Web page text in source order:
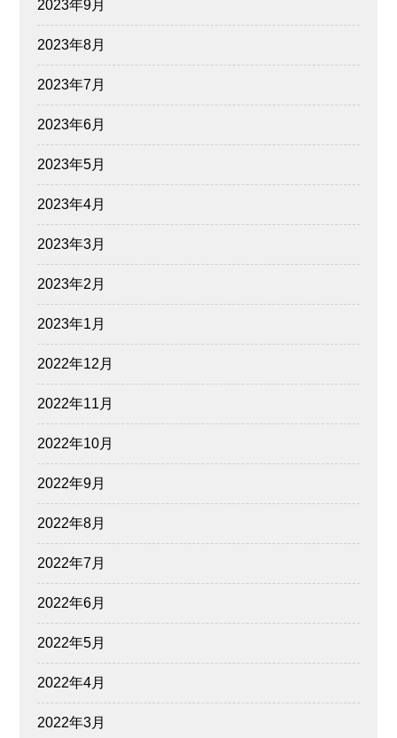
2023年9月
2023年8月
2023年7月
2023年6月
2023年5月
2023年4月
2023年3月
2023年2月
2023年1月
2022年12月
2022年11月
2022年10月
2022年9月
2022年8月
2022年7月
2022年6月
2022年5月
2022年4月
2022年3月